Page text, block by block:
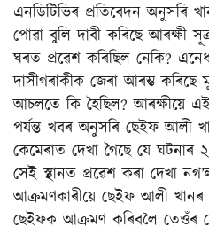
এনডিটিভিৰ প্ৰতিবেদন অনুসৰি
পোৱা বুলি দাবী কৰিছে আৰক্ষী
ঘৰত প্ৰৱেশ কৰিছিল নেকি?
দাসীগৰাকীক জেৰা আৰম্ভ কৰিছে
আচলতে কি হৈছিল? আৰক্ষীয়ে এই
পৰ্যন্ত খবৰ অনুসৰি ছেইফ আলী
কেমেৰাত দেখা গৈছে যে
সেই স্থানত প্ৰৱেশ কৰা দেখা
আক্ৰমণকাৰীয়ে ছেইফ আলী খানৰ
ছেইফক আক্ৰমণ কৰিবলৈ তেওঁৰ